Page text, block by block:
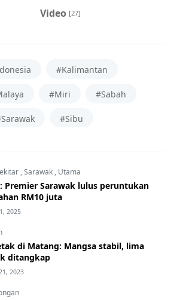
Video [27]
#Kalimantan
#Miri #Sabah
#Sibu
,Sarawak, Utama
Premier Sarawak lulus peruntukan
RM10 juta
2025
di Matang: Mangsa stabil, lima
ditangkap
2023